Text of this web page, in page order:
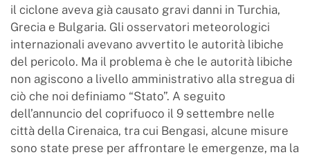
il ciclone aveva già causato gravi danni in Turchia,
Grecia e Bulgaria. Gli osservatori meteorologici
internazionali avevano avvertito le autorità libiche
del pericolo. Ma il problema è che le autorità libiche
non agiscono a livello amministrativo alla stregua di
ciò che noi definiamo “Stato”. A seguito
dell’annuncio del coprifuoco il 9 settembre nelle
città della Cirenaica, tra cui Bengasi, alcune misure
sono state prese per affrontare le emergenze, ma la